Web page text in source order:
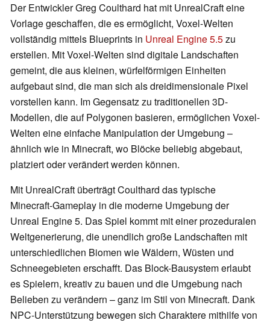
Der Entwickler Greg Coulthard hat mit UnrealCraft eine
Vorlage geschaffen, die es ermöglicht, Voxel-Welten
vollständig mittels Blueprints in Unreal Engine 5.5zu
erstellen. Mit Voxel-Welten sind digitale Landschaften
gemeint, die aus kleinen, würfelförmigen Einheiten
aufgebaut sind, die man sich als dreidimensionale Pixel
vorstellen kann. Im Gegensatz zu traditionellen 3D-
Modellen, die auf Polygonen basieren, ermöglichen Voxel-
Welten eine einfache Manipulation der Umgebung –
ähnlich wie in Minecraft, wo Blöcke beliebig abgebaut,
platziert oder verändert werden können.
Mit UnrealCraft überträgt Coulthard das typische
Minecraft-Gameplay in die moderne Umgebung der
Unreal Engine 5. Das Spiel kommt mit einer prozeduralen
Weltgenerierung, die unendlich große Landschaften mit
unterschiedlichen Biomen wie Wäldern, Wüsten und
Schneegebieten erschafft. Das Block-Bausystem erlaubt
es Spielern, kreativ zu bauen und die Umgebung nach
Belieben zu verändern – ganz im Stil von Minecraft. Dank
NPC-Unterstützung bewegen sich Charaktere mithilfe von